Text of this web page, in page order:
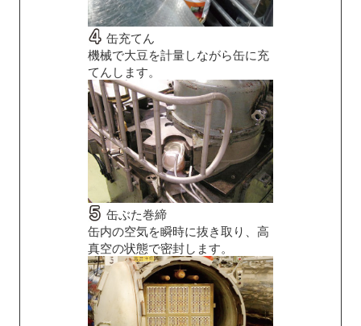
缶充てん
機械で大豆を計量しながら缶に充
てんします。
缶ぶた巻締
缶内の空気を瞬時に抜き取り、高
真空の状態で密封します。